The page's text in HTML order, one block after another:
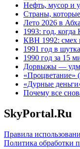
Нефть, мусор и
Страны,
Лето 2026 в
1993: год,
КВН 1992: смех
1991 год в
1990 год за 15
Дорвыжы —
«Процветание»
«Дурные
Почему все
SkyPortal.Ru
Правила
Политика обработки